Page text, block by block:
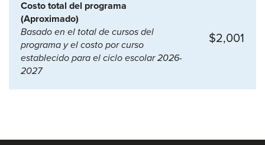
Costo total del programa
(Aproximado)
Basado en el total de cursos del
programa y el costo por curso
establecido para el ciclo escolar 2026-
2027
$2,001